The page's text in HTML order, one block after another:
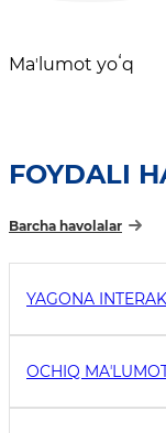
Maʼlumot yoʻq
FOYDALI
Barcha havolalar
YAGONA
OCHIQ